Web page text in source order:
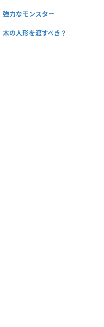
強力なモンスター
木の人形を渡すべき？